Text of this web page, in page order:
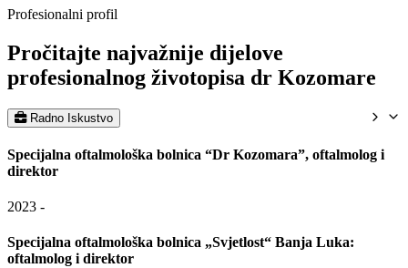
Profesionalni profil
Pročitajte najvažnije dijelove
profesionalnog životopisa dr Kozomare
Radno Iskustvo
Specijalna oftalmološka bolnica “Dr Kozomara”, oftalmolog i
direktor
2023 -
Specijalna oftalmološka bolnica „Svjetlost“ Banja Luka:
oftalmolog i direktor